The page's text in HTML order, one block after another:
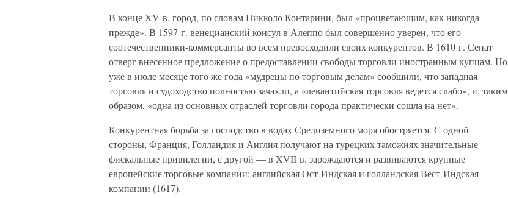
В конце XV в. город, по словам Никколо Контарини, был «процветающим, как никогда
прежде». В 1597 г. венецианский консул в Алеппо был совершенно уверен, что его
соотечественники-коммерсанты во всем превосходили своих конкурентов. В 1610 г. Сенат
отверг внесенное предложение о предоставлении свободы торговли иностранным купцам. Но
уже в июле месяце того же года «мудрецы по торговым делам» сообщили, что западная
торговля и судоходство полностью зачахли, а «левантийская торговля ведется слабо», и, таким
образом, «одна из основных отраслей торговли города практически сошла на нет».
Конкурентная борьба за господство в водах Средиземного моря обостряется. С одной
стороны, Франция, Голландия и Англия получают на турецких таможнях значительные
фискальные привилегии, с другой — в XVII в. зарождаются и развиваются крупные
европейские торговые компании: английская Ост-Индская и голландская Вест-Индская
компании (1617).